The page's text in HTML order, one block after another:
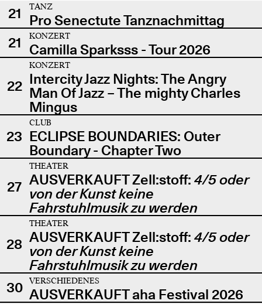
21
TANZ
Pro Senectute Tanznachmittag
21
KONZERT
Camilla Sparksss - Tour 2026
22
KONZERT
Intercity Jazz Nights: The Angry
Man Of Jazz – The mighty Charles
Mingus
23
CLUB
ECLIPSE BOUNDARIES: Outer
Boundary - Chapter Two
27
THEATER
AUSVERKAUFT Zell:stoff: 4/5 oder
von der Kunst keine
Fahrstuhlmusik zu werden
28
THEATER
AUSVERKAUFT Zell:stoff: 4/5 oder
von der Kunst keine
Fahrstuhlmusik zu werden
30
VERSCHIEDENES
AUSVERKAUFT aha Festival 2026